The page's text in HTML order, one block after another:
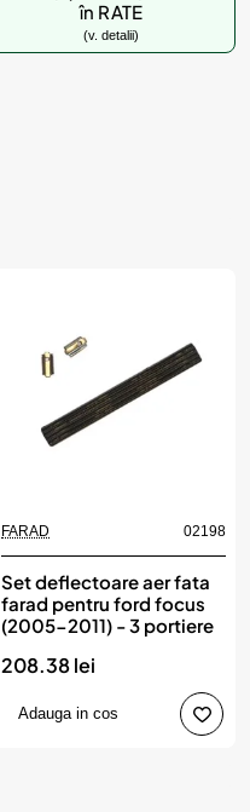
în RATE
(v. detalii)
FARAD 02198
Set deflectoare aer fata
farad pentru ford focus
(2005-2011) - 3 portiere
208.38 lei
Adauga in cos